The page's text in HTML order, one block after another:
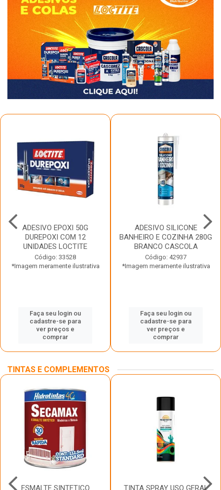
ADESIVO EPOXI 50G
DUREPOXI COM 12
UNIDADES LOCTITE
Código: 33528
*Imagem meramente ilustrativa
Faça seu login ou
cadastre-se para
ver preços e
comprar
ADESIVO SILICONE
BANHEIRO E COZINHA 280G
BRANCO CASCOLA
Código: 42937
*Imagem meramente ilustrativa
Faça seu login ou
cadastre-se para
ver preços e
comprar
TINTAS E COMPLEMENTOS
ESMALTE SINTETICO TINTA SPRAY USO GERAL